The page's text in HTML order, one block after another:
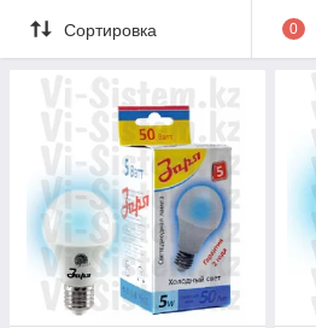
Сортировка 0